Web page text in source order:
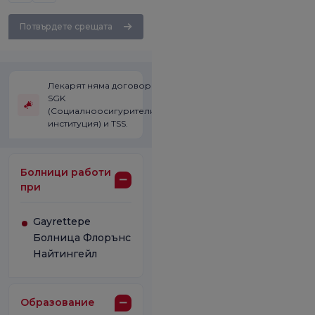
Потвърдете срещата
Лекарят няма договор със
SGK
(Социалноосигурителната
институция) и TSS.
Болници работи
при
Gayrettepe
Болница Флорънс
Найтингейл
Образование